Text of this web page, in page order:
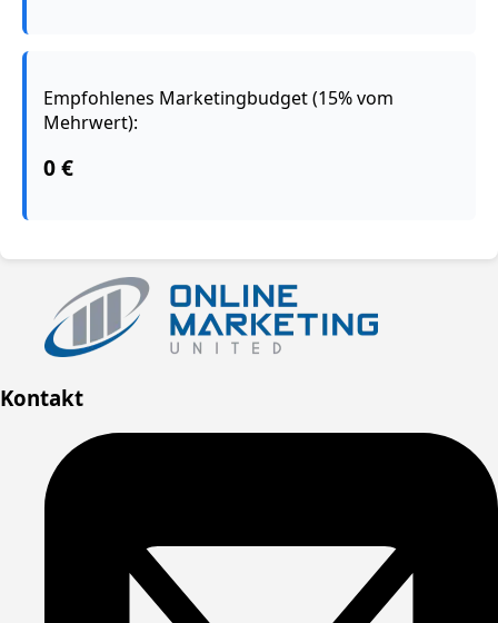
Empfohlenes Marketingbudget (15% vom
Mehrwert):
0 €
Kontakt